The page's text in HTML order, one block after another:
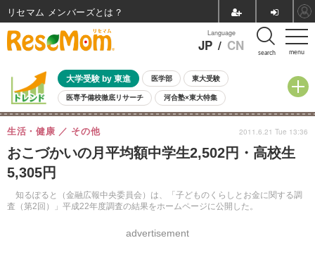
menu
Language
JP / CN search
大学受験 by 東進 医学部 東大受験
医専予備校徹底リサーチ 河合塾×東大特集
親子で考える大学選び 高校受験 中学受験 小学校受験
共通テスト 夏休み
8月開催イベント・WS 全国公立高校 過去問 人気記事
自由研究教材（小学生向け）
おこづかいの月平均額中学生2,502円・高校生
5,305円
知るぽると（金融広報中央委員会）は、「子どものくらしとお金に関する調
査（第2回）」平成22年度調査の結果をホームページに公開した。
生活・健康 その他
advertisement
2011.6.21 Tue 13:36
リセマム メンバーズ